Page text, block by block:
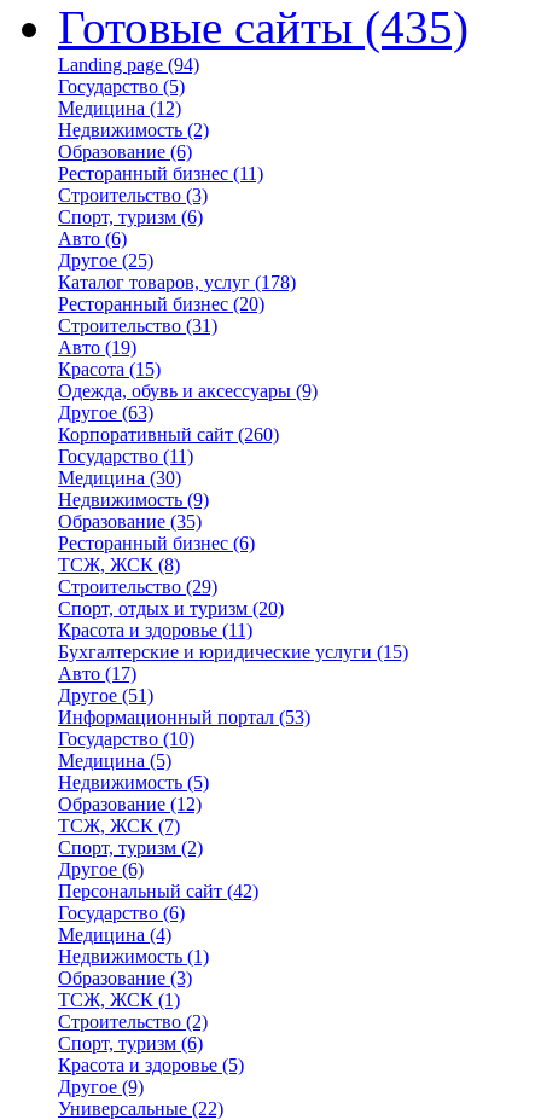
Готовые сайты (435)
Landing page (94)
Государство (5)
Медицина (12)
Недвижимость (2)
Образование (6)
Ресторанный бизнес (11)
Строительство (3)
Спорт, туризм (6)
Авто (6)
Другое (25)
Каталог товаров, услуг (178)
Ресторанный бизнес (20)
Строительство (31)
Авто (19)
Красота (15)
Одежда, обувь и аксессуары (9)
Другое (63)
Корпоративный сайт (260)
Государство (11)
Медицина (30)
Недвижимость (9)
Образование (35)
Ресторанный бизнес (6)
ТСЖ, ЖСК (8)
Строительство (29)
Спорт, отдых и туризм (20)
Красота и здоровье (11)
Бухгалтерские и юридические услуги (15)
Авто (17)
Другое (51)
Информационный портал (53)
Государство (10)
Медицина (5)
Недвижимость (5)
Образование (12)
ТСЖ, ЖСК (7)
Спорт, туризм (2)
Другое (6)
Персональный сайт (42)
Государство (6)
Медицина (4)
Недвижимость (1)
Образование (3)
ТСЖ, ЖСК (1)
Строительство (2)
Спорт, туризм (6)
Красота и здоровье (5)
Другое (9)
Универсальные (22)